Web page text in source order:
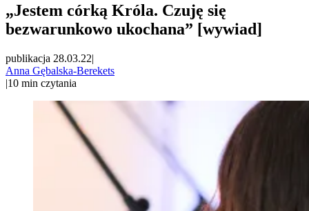
„Jestem córką Króla. Czuję się
bezwarunkowo ukochana” [wywiad]
publikacja 28.03.22|
Anna Gębalska-Berekets
|10 min czytania